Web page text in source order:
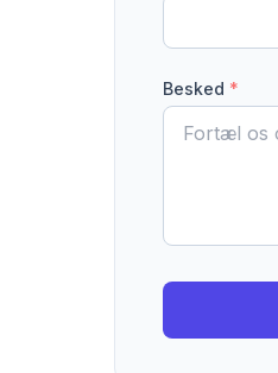
Besked *